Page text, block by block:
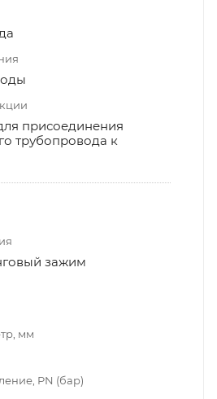
присоединения
трубопровода к
зажим
мм
PN (бар)